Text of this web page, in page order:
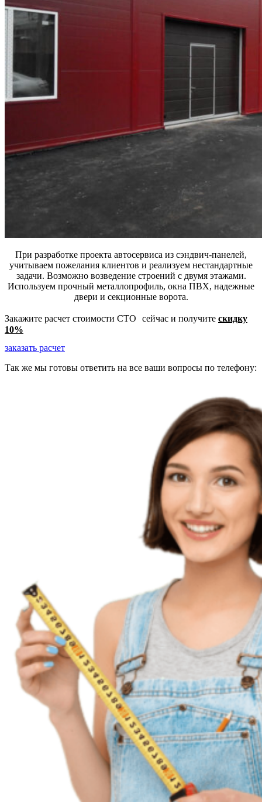
При разработке проекта автосервиса из сэндвич-панелей,
учитываем пожелания клиентов и реализуем нестандартные
задачи. Возможно возведение строений с двумя этажами.
Используем прочный металлопрофиль, окна ПВХ, надежные
двери и секционные ворота.
Закажите расчет стоимости СТО сейчас и получите скидку
10%
заказать расчет
Так же мы готовы ответить на все ваши вопросы по телефону: